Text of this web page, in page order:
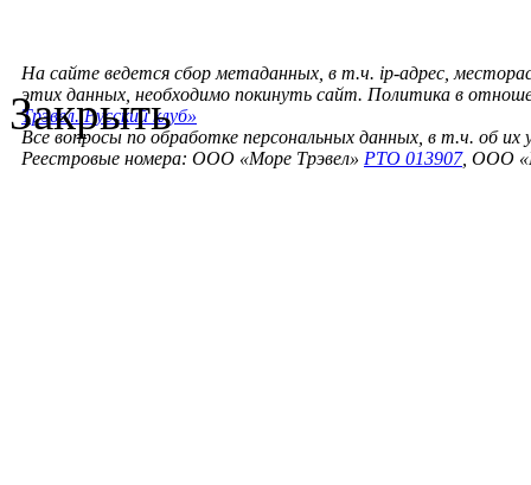
На сайте ведется сбор метаданных, в т.ч. ip-адрес,
этих данных, необходимо покинуть сайт. Политика в
Трэвел. Русский клуб»
Все вопросы по обработке персональных данных, в т.ч. об их
Реестровые номера: ООО «Море Трэвел» РТО 013907, ООО
Закрыть